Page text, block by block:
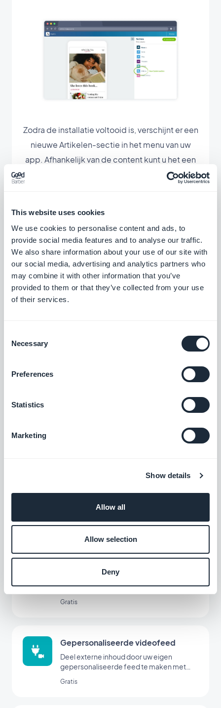
This website uses cookies
We use cookies to personalise content and ads, to
provide social media features and to analyse our traffic.
We also share information about your use of our site with
our social media, advertising and analytics partners who
may combine it with other information that you’ve
provided to them or that they’ve collected from your use
of their services.
Selection
Necessary
Preferences
Statistics
Marketing
Show details
Allow all
Allow selection
Deny
Zodra de installatie voltooid is, verschijnt er een
nieuwe Artikelen-sectie in het menu van uw
app. Afhankelijk van de content kunt u het een
u het ontwerp wijzigen. Vind de artikelen die op
andere platforms zijn gepubliceerd direct in uw
app en maak de toegang van externe content
voor gebruikers gemakkelijker.
Bijbehorende
extensies
Deel externe content door uw eigen
gepersonaliseerde feed te maken met
GoodBarber's koppeling op maat.
Gratis
Gepersonaliseerde videofeed
Deel externe inhoud door uw eigen
gepersonaliseerde feed te maken met
Gratis
Gratis